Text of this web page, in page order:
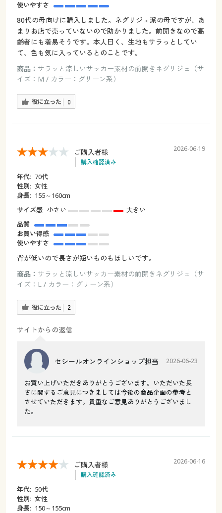
使いやすさ
80代の母向けに購入しました。ネグリジェ派の母ですが、あ
まりお店で売っていないので助かりました。前開きなので高
齢者にも着易そうです。本人曰く、生地もサラっとしてい
て、色も気に入っているとのことです。
商品： サラッと涼しいサッカー素材の前開きネグリジェ（サ
イズ：M / カラー：グリーン系）
役に立った 0
ご購入者様
購入確認済み
2026-06-19
年代: 70代
性別: 女性
身長: 155～160cm
サイズ感 小さい
大きい
品質
お買い得感
使いやすさ
背が低いので長さが短いものもほしいです。
商品： サラッと涼しいサッカー素材の前開きネグリジェ（サ
イズ：L / カラー：グリーン系）
役に立った 2
サイトからの返信
セシールオンラインショップ担当 2026-06-23
お買い上げいただきありがとうございます。いただいた長
さに関するご意見につきましては今後の商品企画の参考と
させていただきます。貴重なご意見ありがとうございまし
た。
ご購入者様
購入確認済み
2026-06-16
年代: 50代
性別: 女性
身長: 150～155cm